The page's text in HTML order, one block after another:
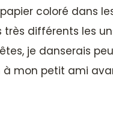
coloré dans
différents les
je danserais
mon petit ami